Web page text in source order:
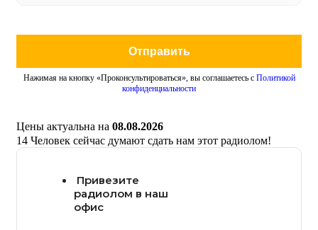
Отправить
Нажимая на кнопку «Проконсультироваться», вы соглашаетесь с Политикой
конфиденциальности
Цены актуальна на 08.08.2026
14 Человек сейчас думают сдать нам этот радиолом!
Привезите
радиолом в наш
офис